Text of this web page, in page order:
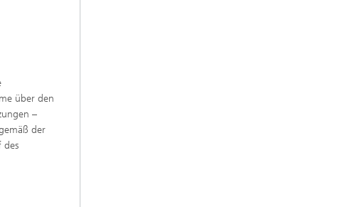
über den
–
der
des